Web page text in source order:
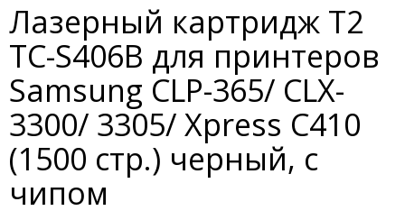
Лазерный картридж T2
TC-S406B для принтеров
Samsung CLP-365/ CLX-
3300/ 3305/ Xpress C410
(1500 стр.) черный, с
чипом